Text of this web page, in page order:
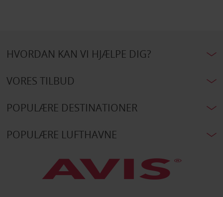
HVORDAN KAN VI HJÆLPE DIG?
VORES TILBUD
POPULÆRE DESTINATIONER
POPULÆRE LUFTHAVNE